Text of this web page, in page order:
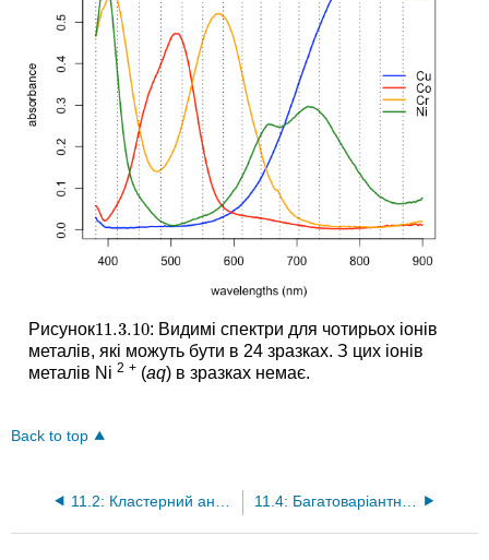
Рисунок11.3.10
11.3.10: Видимі спектри для чотирьох іонів
металів, які можуть бути в 24 зразках. З цих іонів
металів Ni 2 +(aq) в зразках немає.
Back to top